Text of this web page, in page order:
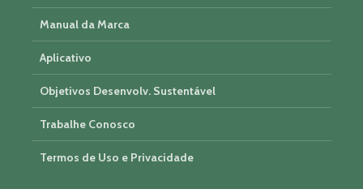
Manual da Marca
Aplicativo
Objetivos Desenvolv. Sustentável
Trabalhe Conosco
Termos de Uso e Privacidade